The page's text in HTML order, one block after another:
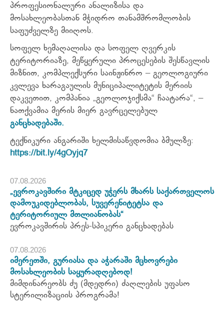
პროფესიონალური ანალიზისა და
მოსახლეობასთან მჭიდრო თანამშრომლობის
საფუძველზე მიიღოს.
სოფელ ხემაღალისა და სოფელ ღვერკის
ტერიტორიაზე, მეწყერული პროცესების შესწავლის
მიზნით, კომპლექსური საინჟინრო – გეოლოგიური
კვლევა ხარაგაულის მუნიციპალიტეტის მერიის
დაკვეთით, კომპანია „გეოლოჯიქსმა“ ჩაატარა“, –
ნათქვამია მერის მიერ გავრცელებულ
განცხადებაში.
ტექნიკური ანგარიში ხელმისაწვდომია ბმულზე:
https://bit.ly/4gOyjq7
07.08.2026
„ევროკავშირი მტკიცედ უჭერს მხარს საქართველოს
დამოუკიდებლობას, სუვერენიტეტსა და
ტერიტორიულ მთლიანობას“
ევროკავშირის პრეს-სპიკერი განცხადებას
07.08.2026
იმერეთში, გურიასა და აჭარაში მცხოვრები
მოსახლეობის საყურადღებოდ!
მიმდინარეობს ძუ (მდედრი) ძაღლების უფასო
სტერილიზაციის პროგრამა!